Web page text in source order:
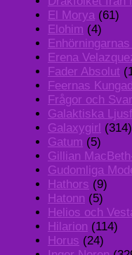
El Morya (61)
Elohim (4)
Erena
Fader Absolut
Feernas
Frågor och Svar
Galaktiska
Galaxygirl (314)
Gatum (5)
Gillian
Gudomliga
Hathors (9)
Hatonn (5)
Helios och
Hilarion (114)
Horus (24)